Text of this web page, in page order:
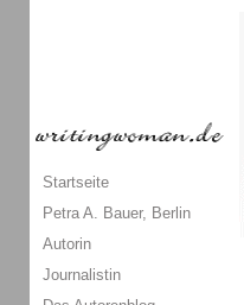
Startseite
Petra A. Bauer, Berlin
Autorin
Journalistin